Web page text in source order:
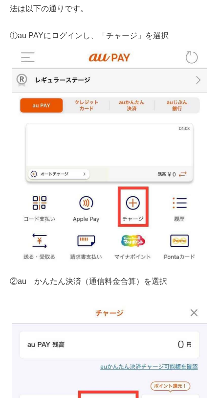
法は以下の通りです。
①au PAYにログインし、「チャージ」を選択
②au かんたん決済（通信料金合算）を選択